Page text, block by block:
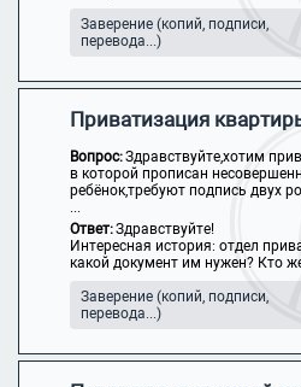
Заверение (копий, подписи,
перевода...)
Приватизация
Вопрос:Здравствуйте,хотим
в которой прописан
ребёнок,требуют подпись двух
...
Ответ:Здравствуйте!
Интересная история: отдел
какой документ им нужен? Кто
Заверение (копий, подписи,
перевода...)